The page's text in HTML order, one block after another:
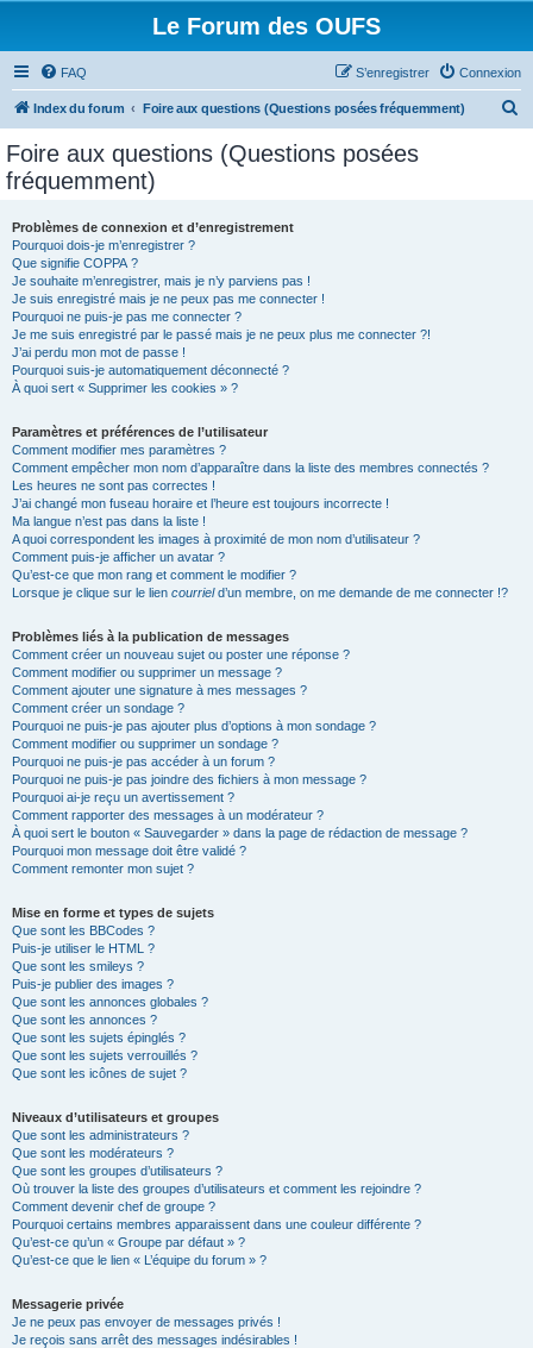
Le Forum des OUFS
FAQ Connexion
S’enregistrer
Index du forum Foire aux questions (Questions posées fréquemment)
Foire aux questions (Questions posées
fréquemment)
Problèmes de connexion et d’enregistrement
Pourquoi dois-je m’enregistrer ?
Que signifie COPPA ?
Je souhaite m’enregistrer, mais je n’y parviens pas !
Je suis enregistré mais je ne peux pas me connecter !
Pourquoi ne puis-je pas me connecter ?
Je me suis enregistré par le passé mais je ne peux plus me connecter ?!
J’ai perdu mon mot de passe !
Pourquoi suis-je automatiquement déconnecté ?
À quoi sert « Supprimer les cookies » ?
Paramètres et préférences de l’utilisateur
Comment modifier mes paramètres ?
Comment empêcher mon nom d’apparaître dans la liste des membres connectés ?
Les heures ne sont pas correctes !
J’ai changé mon fuseau horaire et l’heure est toujours incorrecte !
Ma langue n’est pas dans la liste !
A quoi correspondent les images à proximité de mon nom d’utilisateur ?
Comment puis-je afficher un avatar ?
Qu’est-ce que mon rang et comment le modifier ?
Lorsque je clique sur le lien courrield’un membre, on me demande de me connecter !?
Problèmes liés à la publication de messages
Comment créer un nouveau sujet ou poster une réponse ?
Comment modifier ou supprimer un message ?
Comment ajouter une signature à mes messages ?
Comment créer un sondage ?
Pourquoi ne puis-je pas ajouter plus d’options à mon sondage ?
Comment modifier ou supprimer un sondage ?
Pourquoi ne puis-je pas accéder à un forum ?
Pourquoi ne puis-je pas joindre des fichiers à mon message ?
Pourquoi ai-je reçu un avertissement ?
Comment rapporter des messages à un modérateur ?
À quoi sert le bouton « Sauvegarder » dans la page de rédaction de message ?
Pourquoi mon message doit être validé ?
Comment remonter mon sujet ?
Mise en forme et types de sujets
Que sont les BBCodes ?
Puis-je utiliser le HTML ?
Que sont les smileys ?
Puis-je publier des images ?
Que sont les annonces globales ?
Que sont les annonces ?
Que sont les sujets épinglés ?
Que sont les sujets verrouillés ?
Que sont les icônes de sujet ?
Niveaux d’utilisateurs et groupes
Que sont les administrateurs ?
Que sont les modérateurs ?
Que sont les groupes d’utilisateurs ?
Où trouver la liste des groupes d’utilisateurs et comment les rejoindre ?
Comment devenir chef de groupe ?
Pourquoi certains membres apparaissent dans une couleur différente ?
Qu’est-ce qu’un « Groupe par défaut » ?
Qu’est-ce que le lien « L’équipe du forum » ?
Messagerie privée
Je ne peux pas envoyer de messages privés !
Je reçois sans arrêt des messages indésirables !